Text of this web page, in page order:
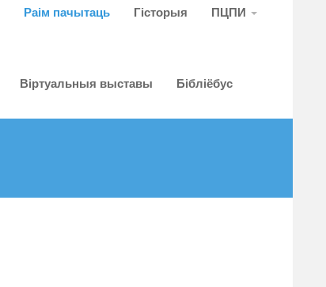
Раім пачытаць Гiсторыя ПЦПИ
Віртуальныя выставы Бібліёбус